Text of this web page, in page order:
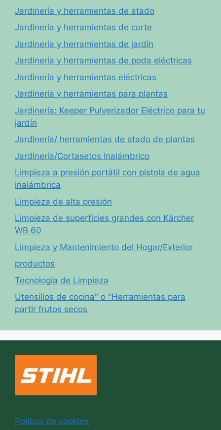
Jardinería y herramientas de atado
Jardinería y herramientas de corte
Jardinería y herramientas de jardín
Jardinería y herramientas de poda eléctricas
Jardinería y herramientas eléctricas
Jardinería y herramientas para plantas
Jardinería: Keeper Pulverizador Eléctrico para tu
jardín
Jardinería/ herramientas de atado de plantas
Jardinería/Cortasetos Inalámbrico
Limpieza a presión portátil con pistola de agua
inalámbrica
Limpieza de alta presión
Limpieza de superficies grandes con Kärcher
WB 60
Limpieza y Mantenimiento del Hogar/Exterior
productos
Tecnología de Limpieza
Utensilios de cocina" o "Herramientas para
partir frutos secos
Política de cookies